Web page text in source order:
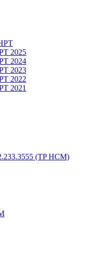
2025
2024
2023
2022
2021
(TP HCM)